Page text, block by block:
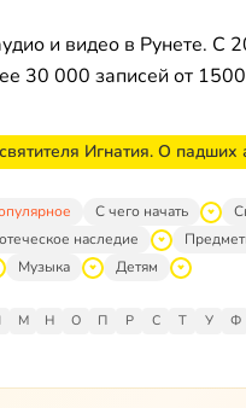
и видео в Рунете. С
30 000 записей от
Игнатия. О падших
С чего начать
наследие
Музыка Детям
М Н О П Р С Т У Ф